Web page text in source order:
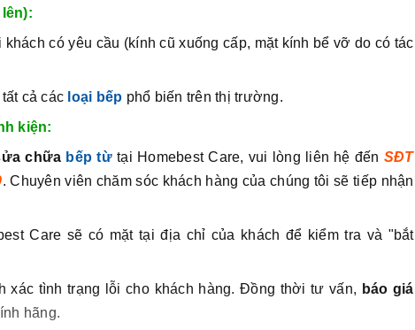
khách có yêu cầu (kính cũ xuống cấp, mặt kính bể vỡ do có tác
cả các loại bếp phổ biến trên thị trường.
kiện:
chữa bếp từtại Homebest Care, vui lòng liên hệ đến SĐT
. Chuyên viên chăm sóc khách hàng của chúng tôi sẽ tiếp nhận
Care sẽ có mặt tại địa chỉ của khách để kiểm tra và "bắt
xác tình trạng lỗi cho khách hàng. Đồng thời tư vấn, báo giá
hãng.